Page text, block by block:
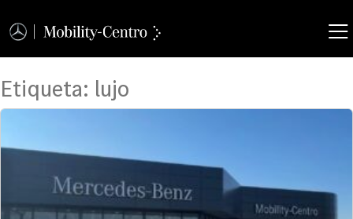
Etiqueta: lujo